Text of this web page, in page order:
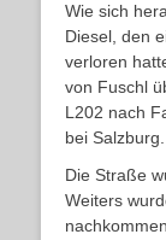
Wie sich
Diesel, den
verloren
von Fuschl
L202 nach
bei Salzburg.
Die Straße
Weiters